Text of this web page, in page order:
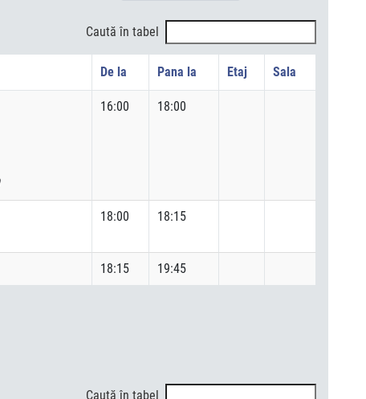
Caută în tabel
De la Pana la Etaj Sala
16:00 18:00
18:00 18:15
18:15 19:45
Caută în tabel